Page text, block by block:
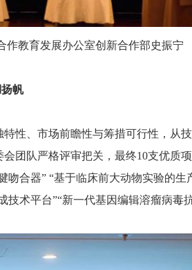
新合作部史振宁
帆
性、市场前瞻性与筹措可行性，从
团队严格评审把关，最终10支优质
合器” “基于临床前大动物实验的
术平台”“新一代基因编辑溶瘤病毒